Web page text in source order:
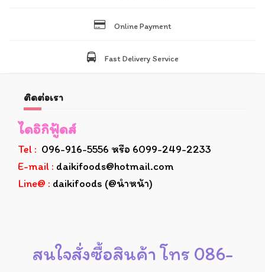
Online Payment
Fast Delivery Service
ติดต่อเรา
ไดอิกิฟู้ดส์
Tel : 096-916-5556 หรือ 6099-249-2233
E-mail : daikifoods@hotmail.com
Line@ : daikifoods (@นำหน้า)
สนใจสั่งซื้อสินค้า โทร 086-